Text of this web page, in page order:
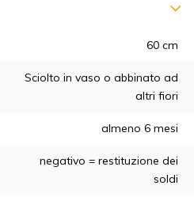
60 cm
Sciolto in vaso o abbinato ad
altri fiori
almeno 6 mesi
negativo = restituzione dei
soldi